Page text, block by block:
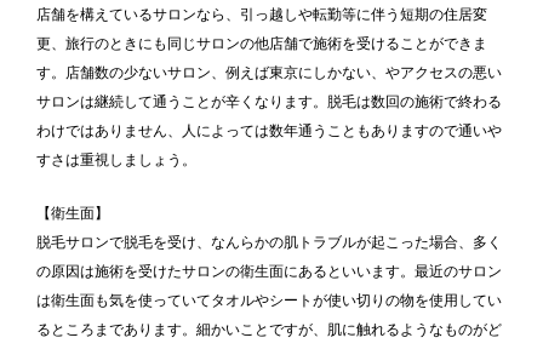
店舗を構えているサロンなら、引っ越しや転勤等に伴う短期の住居変
更、旅行のときにも同じサロンの他店舗で施術を受けることができま
す。店舗数の少ないサロン、例えば東京にしかない、やアクセスの悪い
サロンは継続して通うことが辛くなります。脱毛は数回の施術で終わる
わけではありません、人によっては数年通うこともありますので通いや
すさは重視しましょう。
【衛生面】
脱毛サロンで脱毛を受け、なんらかの肌トラブルが起こった場合、多く
の原因は施術を受けたサロンの衛生面にあるといいます。最近のサロン
は衛生面も気を使っていてタオルやシートが使い切りの物を使用してい
るところまであります。細かいことですが、肌に触れるようなものがど